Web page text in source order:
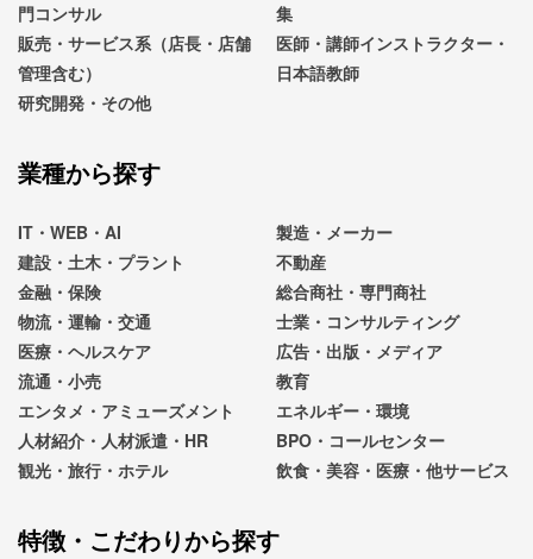
門コンサル
集
販売・サービス系（店長・店舗
管理含む）
医師・講師インストラクター・
日本語教師
研究開発・その他
業種から探す
IT・WEB・AI
製造・メーカー
建設・土木・プラント
不動産
金融・保険
総合商社・専門商社
物流・運輸・交通
士業・コンサルティング
医療・ヘルスケア
広告・出版・メディア
流通・小売
教育
エンタメ・アミューズメント
エネルギー・環境
人材紹介・人材派遣・HR
BPO・コールセンター
観光・旅行・ホテル
飲食・美容・医療・他サービス
特徴・こだわりから探す